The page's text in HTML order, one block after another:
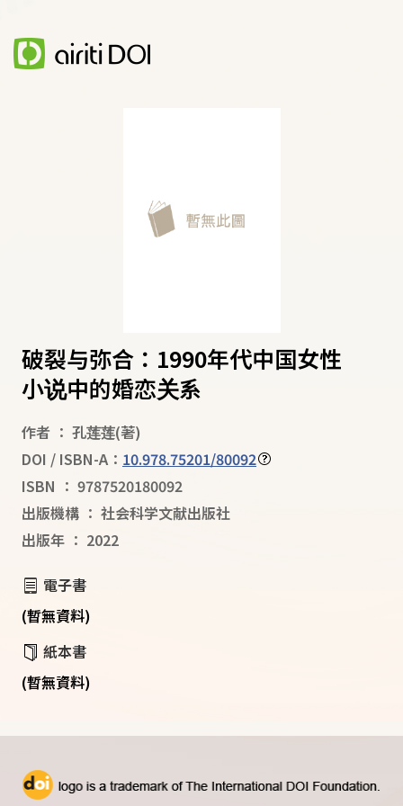
破裂与弥合：1990年代中国女性
小说中的婚恋关系
作者 ： 孔莲莲(著)
DOI / ISBN-A： 10.978.75201/80092
ISBN ： 9787520180092
出版機構 ： 社会科学文献出版社
出版年 ： 2022
電子書
(暫無資料)
紙本書
(暫無資料)